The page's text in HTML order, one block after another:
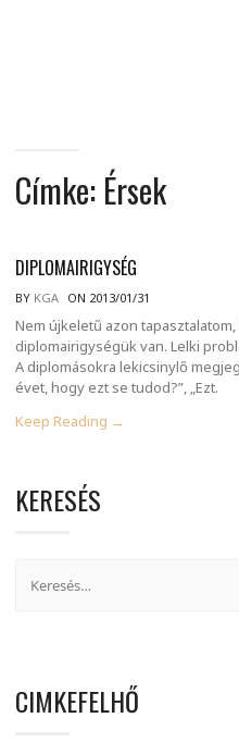
Címke: Érsek
DIPLOMAIRIGYSÉG
BY KGA ON 2013/01/31
Nem újkeletű azon
diplomairigységük van. Lelki
A diplomásokra lekicsinylő
évet, hogy ezt se tudod?”, „Ezt.
Keep Reading →
KERESÉS
CIMKEFELHŐ